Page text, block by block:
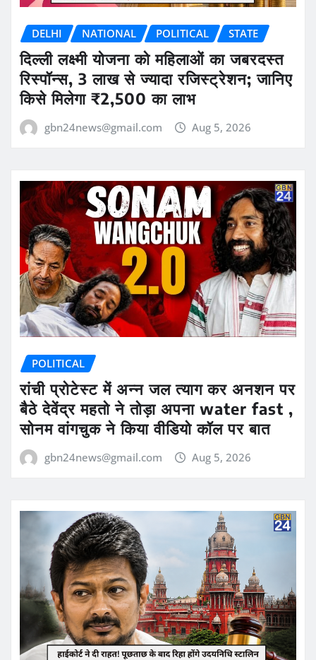
DELHI NATIONAL POLITICAL STATE
दिल्ली लक्ष्मी योजना को महिलाओं का जबरदस्त
रिस्पॉन्स, 3 लाख से ज्यादा रजिस्ट्रेशन; जानिए
किसे मिलेगा ₹2,500 का लाभ
gbn24news@gmail.com Aug 5, 2026
POLITICAL
रांची प्रोटेस्ट में अन्न जल त्याग कर अनशन पर
बैठे देवेंद्र महतो ने तोड़ा अपना water fast ,
सोनम वांगचुक ने किया वीडियो कॉल पर बात
gbn24news@gmail.com Aug 5, 2026